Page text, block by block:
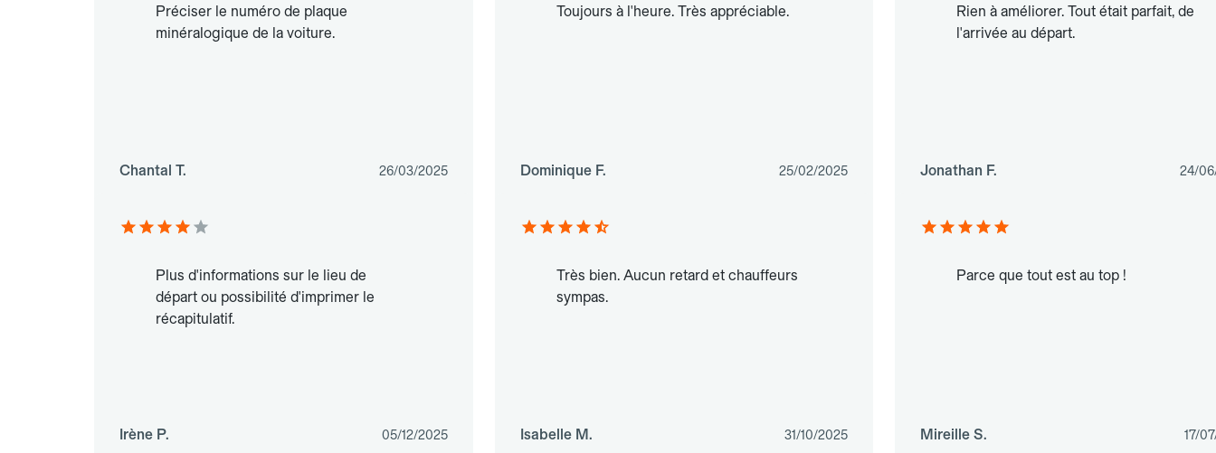
Préciser le numéro de plaque
minéralogique de la voiture.
Chantal T. 26/03/2025
Toujours à l'heure. Très appréciable.
Dominique F. 25/02/2025
Rien à améliorer. Tout était parfait, de
l'arrivée au départ.
Jonathan F. 24/
Plus d'informations sur le lieu de
départ ou possibilité d'imprimer le
récapitulatif.
Irène P. 05/12/2025
Très bien. Aucun retard et chauffeurs
sympas.
Isabelle M. 31/10/2025
Parce que tout est au top !
Mireille S. 17/